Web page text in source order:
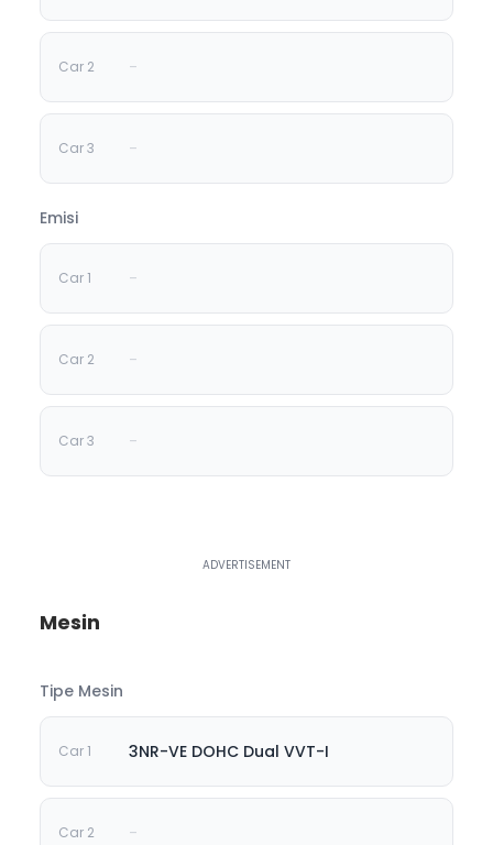
-
-
Emisi
-
-
-
Mesin
Tipe Mesin
3NR-VE DOHC Dual VVT-I
-